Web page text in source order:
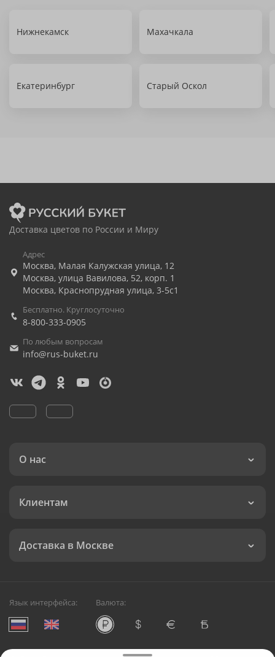
Нижнекамск Махачкала
Екатеринбург Старый Оскол
Доставка цветов по России и Миру
Адрес
Москва, Малая Калужская улица, 12
Москва, улица Вавилова, 52, корп. 1
Москва, Краснопрудная улица, 3-5с1
Бесплатно. Круглосуточно
8-800-333-0905
По любым вопросам
info@rus-buket.ru
О нас
Клиентам
Доставка в Москве
Язык интерфейса: Валюта: